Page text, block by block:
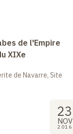
de l'Empire
XIXe
de Navarre, Site
23
NOV
2016